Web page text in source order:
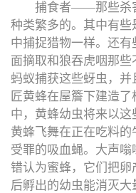
捕食者——那些杀
种类繁多的。其中有
中捕捉猎物一样。还
面摘取和狼吞虎咽那
蚂蚁捕获这些蚜虫，
匠黄蜂在屋簷下建造
中，黄蜂幼虫将来以
黄蜂飞舞在正在吃料
受罪的吸血蝇。大声
错认为蜜蜂，它们把
后孵出的幼虫能消灭